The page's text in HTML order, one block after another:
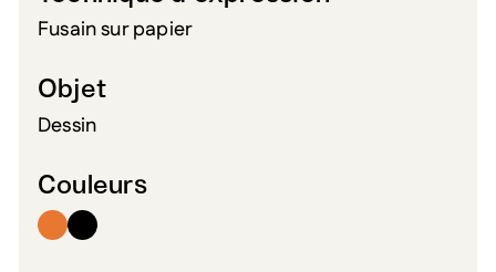
Fusain sur papier
Objet
Dessin
Couleurs